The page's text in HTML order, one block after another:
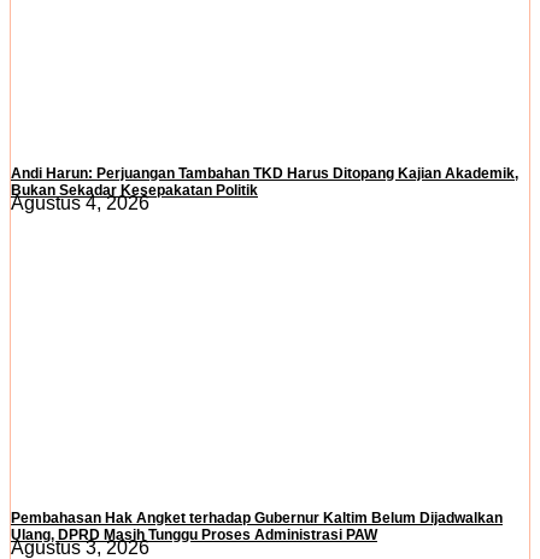
Andi Harun: Perjuangan Tambahan TKD Harus Ditopang Kajian Akademik,
Bukan Sekadar Kesepakatan Politik
Agustus 4, 2026
Pembahasan Hak Angket terhadap Gubernur Kaltim Belum Dijadwalkan
Ulang, DPRD Masih Tunggu Proses Administrasi PAW
Agustus 3, 2026